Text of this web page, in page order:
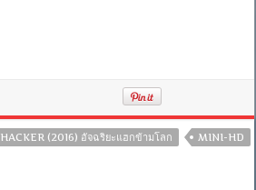
HACKER (2016) อัจฉริยะแฮกข้ามโลก
MINI-HD